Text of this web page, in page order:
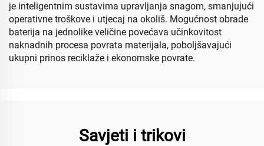
je inteligentnim sustavima upravljanja snagom, smanjujući
operativne troškove i utjecaj na okoliš. Mogućnost obrade
baterija na jednolike veličine povećava učinkovitost
naknadnih procesa povrata materijala, poboljšavajući
ukupni prinos reciklaže i ekonomske povrate.
Savjeti i trikovi